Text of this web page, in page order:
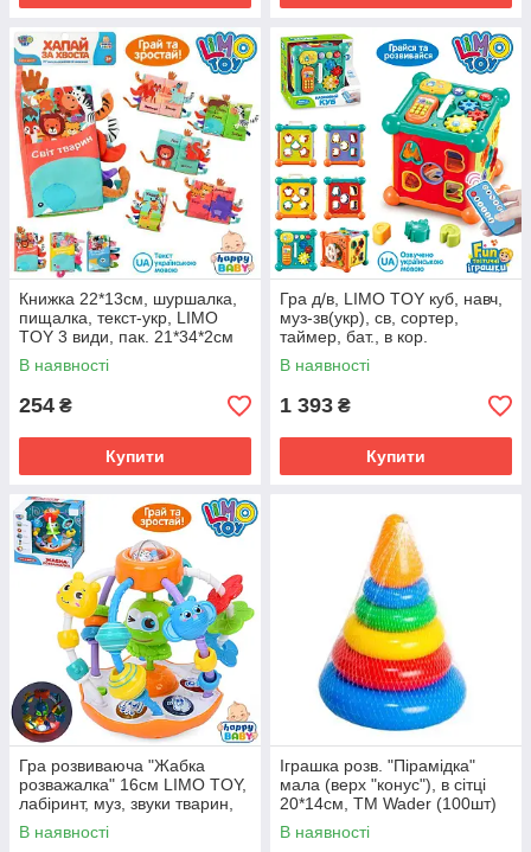
Книжка 22*13см, шуршалка,
пищалка, текст-укр, LIMO
TOY 3 види, пак. 21*34*2см
В наявності
254 ₴
Купити
Гра д/в, LIMO TOY куб, навч,
муз-зв(укр), св, сортер,
таймер, бат., в кор.
25,5*22,5*23,5см (6шт)
В наявності
1 393 ₴
Купити
Гра розвиваюча "Жабка
розважалка" 16см LIMO TOY,
лабіринт, муз, звуки тварин,
світло, бат., в кор. 20*20*17см
(24шт)
В наявності
Іграшка розв. "Пірамідка"
мала (верх "конус"), в сітці
20*14см, ТМ Wader (100шт)
В наявності